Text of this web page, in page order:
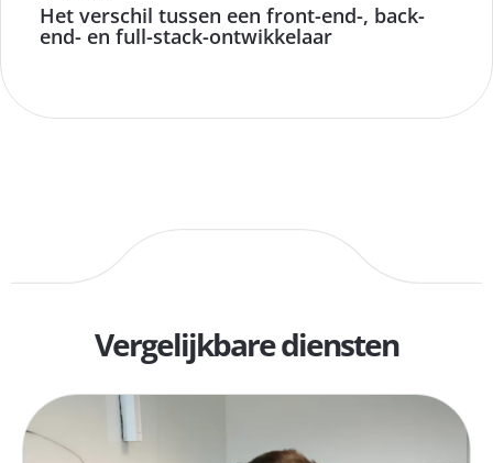
Het verschil tussen een front-end-, back-
end- en full-stack-ontwikkelaar
Vergelijkbare diensten